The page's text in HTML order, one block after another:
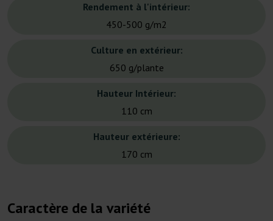
Rendement à l'intérieur:
450-500 g/m2
Culture en extérieur:
650 g/plante
Hauteur Intérieur:
110 cm
Hauteur extérieure:
170 cm
Caractère de la variété